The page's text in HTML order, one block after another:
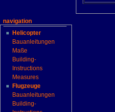
navigation
Helicopter
Bauanleitungen
Maße
Building-
Instructions
Measures
Flugzeuge
Bauanleitungen
Building-